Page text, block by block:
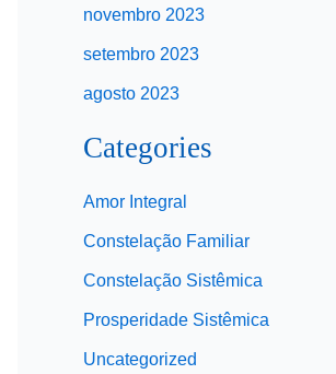
novembro 2023
setembro 2023
agosto 2023
Categories
Amor Integral
Constelação Familiar
Constelação Sistêmica
Prosperidade Sistêmica
Uncategorized